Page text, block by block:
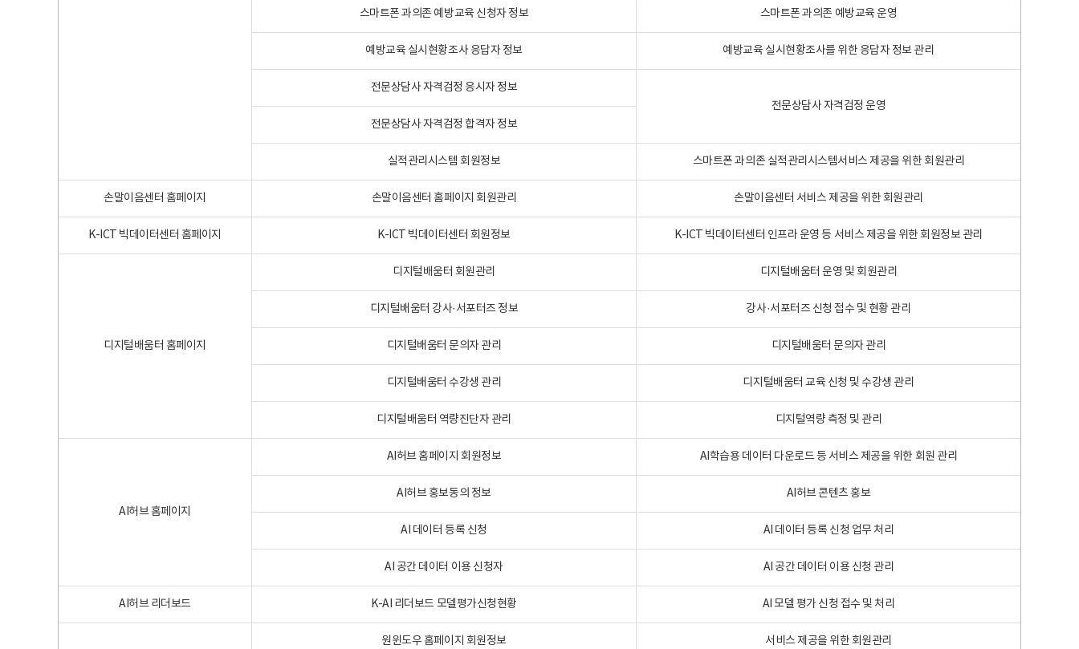
스마트폰 과의존 예방교육 신청자 정보 스마트폰 과의존 예방교육 운영
예방교육 실시현황조사 응답자 정보 예방교육 실시현황조사를 위한 응답자 정보 관리
전문상담사 자격검정 응시자 정보
전문상담사 자격검정 운영
전문상담사 자격검정 합격자 정보
실적관리시스템 회원정보 스마트폰 과의존 실적관리시스템서비스 제공을 위한 회원관리
손말이음센터 홈페이지 손말이음센터 홈페이지 회원관리 손말이음센터 서비스 제공을 위한 회원관리
K-ICT 빅데이터센터 홈페이지 K-ICT 빅데이터센터 회원정보 K-ICT 빅데이터센터 인프라 운영 등 서비스 제공을 위한 회원정보 관리
디지털배움터 홈페이지
디지털배움터 회원관리 디지털배움터 운영 및 회원관리
디지털배움터 강사·서포터즈 정보 강사·서포터즈 신청 접수 및 현황 관리
디지털배움터 문의자 관리 디지털배움터 문의자 관리
디지털배움터 수강생 관리 디지털배움터 교육 신청 및 수강생 관리
디지털배움터 역량진단자 관리 디지털역량 측정 및 관리
AI허브 홈페이지
AI허브 홈페이지 회원정보 AI학습용 데이터 다운로드 등 서비스 제공을 위한 회원 관리
AI허브 홍보동의 정보 AI허브 콘텐츠 홍보
AI 데이터 등록 신청 AI 데이터 등록 신청 업무 처리
AI 공간 데이터 이용 신청자 AI 공간 데이터 이용 신청 관리
AI허브 리더보드 K-AI 리더보드 모델평가신청현황 AI 모델 평가 신청 접수 및 처리
원윈도우 홈페이지 회원정보 서비스 제공을 위한 회원관리